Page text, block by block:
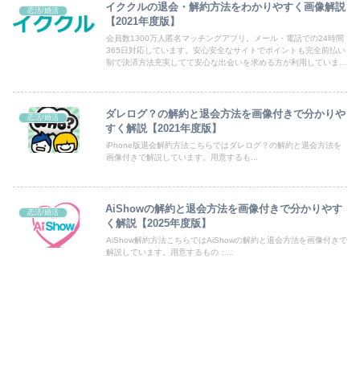
恋活/婚活
イククルの退会・解約方法をわかりやすく画像解説
【2021年度版】
会員数1300万人匿名マッチングアプリ。メール・電話での24時間
365日対応しています。安心安全なサイトでポイントも完全前払い
制で決済方法充実してて安心な出会いを求める方が利用していま
恋活/婚活
ダレログ？の解約と退会方法を画像付きで分かりや
すく解説【2021年度版】
iPhone版退会解約方法こちらではダレログ？の解約と退会方法を
画像付きで解説しています。用意するも...
恋活/婚活
AiShowの解約と退会方法を画像付きで分かりやす
く解説【2025年度版】
AiShow解約方法こちらではAiShowの解約と退会方法を画像付きで
解説しています。用意するもの：...